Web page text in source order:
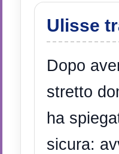
Ulisse
Dopo
stretto
ha
sicura: